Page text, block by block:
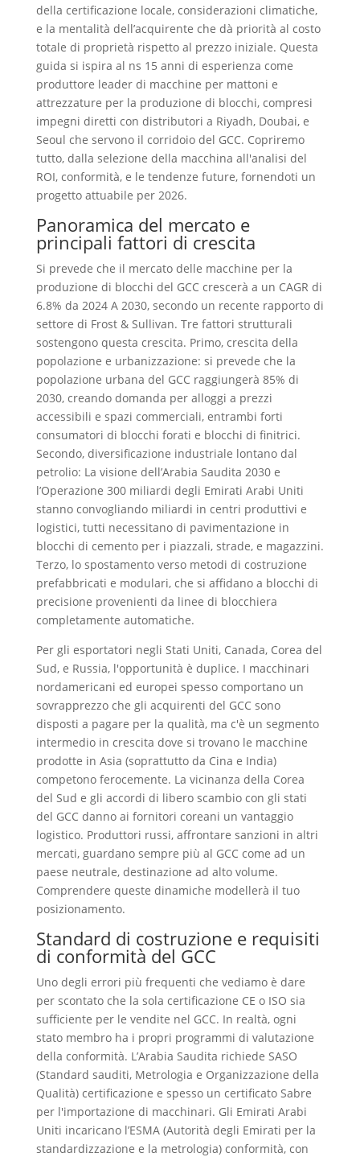
della certificazione locale, considerazioni climatiche,
e la mentalità dell’acquirente che dà priorità al costo
totale di proprietà rispetto al prezzo iniziale. Questa
guida si ispira al ns 15 anni di esperienza come
produttore leader di macchine per mattoni e
attrezzature per la produzione di blocchi, compresi
impegni diretti con distributori a Riyadh, Doubai, e
Seoul che servono il corridoio del GCC. Copriremo
tutto, dalla selezione della macchina all'analisi del
ROI, conformità, e le tendenze future, fornendoti un
progetto attuabile per 2026.
Panoramica del mercato e
principali fattori di crescita
Si prevede che il mercato delle macchine per la
produzione di blocchi del GCC crescerà a un CAGR di
6.8% da 2024 A 2030, secondo un recente rapporto di
settore di Frost & Sullivan. Tre fattori strutturali
sostengono questa crescita. Primo, crescita della
popolazione e urbanizzazione: si prevede che la
popolazione urbana del GCC raggiungerà 85% di
2030, creando domanda per alloggi a prezzi
accessibili e spazi commerciali, entrambi forti
consumatori di blocchi forati e blocchi di finitrici.
Secondo, diversificazione industriale lontano dal
petrolio: La visione dell’Arabia Saudita 2030 e
l’Operazione 300 miliardi degli Emirati Arabi Uniti
stanno convogliando miliardi in centri produttivi e
logistici, tutti necessitano di pavimentazione in
blocchi di cemento per i piazzali, strade, e magazzini.
Terzo, lo spostamento verso metodi di costruzione
prefabbricati e modulari, che si affidano a blocchi di
precisione provenienti da linee di blocchiera
completamente automatiche.
Per gli esportatori negli Stati Uniti, Canada, Corea del
Sud, e Russia, l'opportunità è duplice. I macchinari
nordamericani ed europei spesso comportano un
sovrapprezzo che gli acquirenti del GCC sono
disposti a pagare per la qualità, ma c'è un segmento
intermedio in crescita dove si trovano le macchine
prodotte in Asia (soprattutto da Cina e India)
competono ferocemente. La vicinanza della Corea
del Sud e gli accordi di libero scambio con gli stati
del GCC danno ai fornitori coreani un vantaggio
logistico. Produttori russi, affrontare sanzioni in altri
mercati, guardano sempre più al GCC come ad un
paese neutrale, destinazione ad alto volume.
Comprendere queste dinamiche modellerà il tuo
posizionamento.
Standard di costruzione e requisiti
di conformità del GCC
Uno degli errori più frequenti che vediamo è dare
per scontato che la sola certificazione CE o ISO sia
sufficiente per le vendite nel GCC. In realtà, ogni
stato membro ha i propri programmi di valutazione
della conformità. L’Arabia Saudita richiede SASO
(Standard sauditi, Metrologia e Organizzazione della
Qualità) certificazione e spesso un certificato Sabre
per l'importazione di macchinari. Gli Emirati Arabi
Uniti incaricano l’ESMA (Autorità degli Emirati per la
standardizzazione e la metrologia) conformità, con